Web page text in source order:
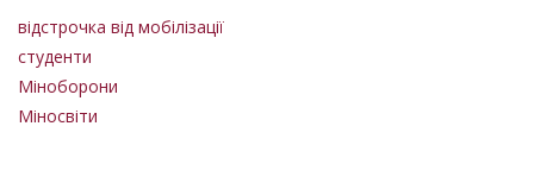
відстрочка від мобілізації
студенти
Міноборони
Міносвіти